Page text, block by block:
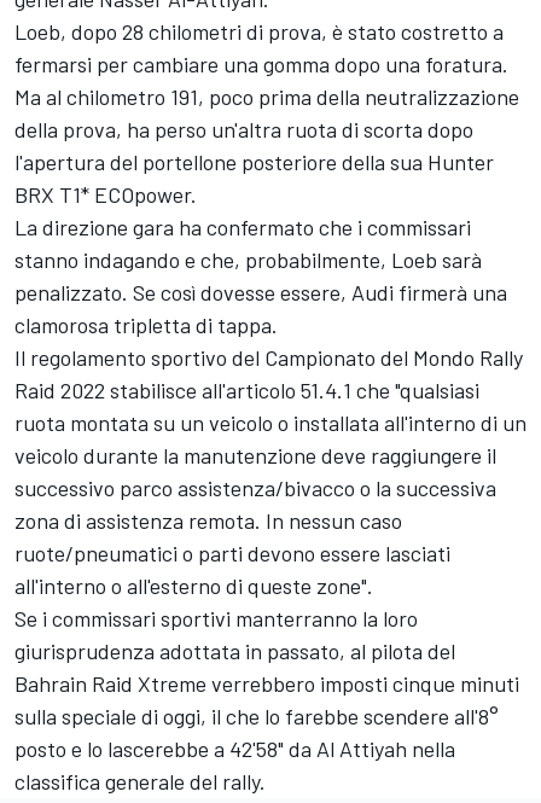
Loeb, dopo 28 chilometri di prova, è stato costretto a
fermarsi per cambiare una gomma dopo una foratura.
Ma al chilometro 191, poco prima della neutralizzazione
della prova, ha perso un'altra ruota di scorta dopo
l'apertura del portellone posteriore della sua Hunter
BRX T1* ECOpower.
La direzione gara ha confermato che i commissari
stanno indagando e che, probabilmente, Loeb sarà
penalizzato. Se così dovesse essere, Audi firmerà una
clamorosa tripletta di tappa.
Il regolamento sportivo del Campionato del Mondo Rally
Raid 2022 stabilisce all'articolo 51.4.1 che "qualsiasi
ruota montata su un veicolo o installata all'interno di un
veicolo durante la manutenzione deve raggiungere il
successivo parco assistenza/bivacco o la successiva
zona di assistenza remota. In nessun caso
ruote/pneumatici o parti devono essere lasciati
all'interno o all'esterno di queste zone".
Se i commissari sportivi manterranno la loro
giurisprudenza adottata in passato, al pilota del
Bahrain Raid Xtreme verrebbero imposti cinque minuti
sulla speciale di oggi, il che lo farebbe scendere all'8°
posto e lo lascerebbe a 42'58" da Al Attiyah nella
classifica generale del rally.